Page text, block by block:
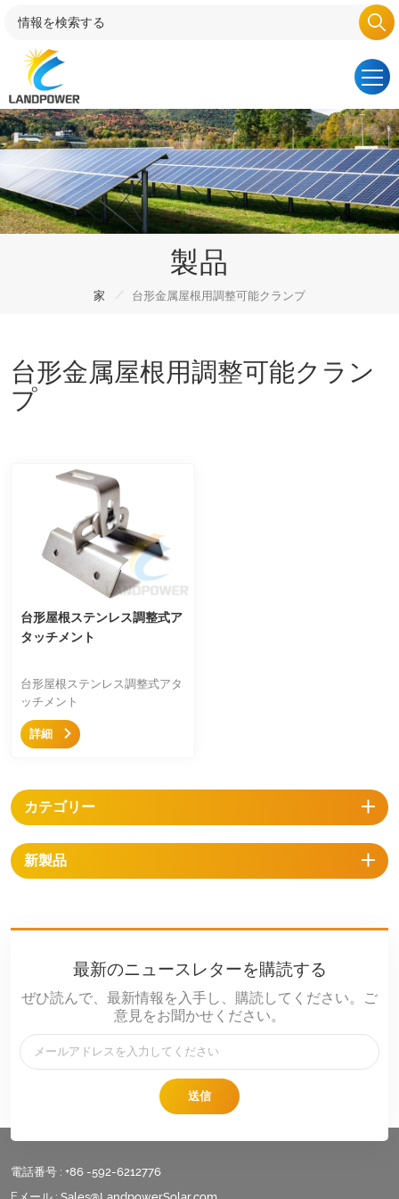
製品
家 / 台形金属屋根用調整可能クランプ
台形金属屋根用調整可能クラン
プ
台形屋根ステンレス調整式ア
タッチメント
台形屋根ステンレス調整式アタ
ッチメント
詳細
カテゴリー
新製品
最新のニュースレターを購読する
ぜひ読んで、最新情報を入手し、購読してください。ご
意見をお聞かせください。
送信
電話番号 : +86 -592-6212776